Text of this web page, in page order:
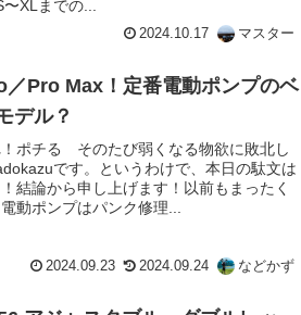
XLまでの...
2024.10.17 マスター
Pro Max！定番電動ポンプのベ
デル？
ポチる そのたび弱くなる物欲に敗北し
です。というわけで、本日の駄文は
結論から申し上げます！以前もまったく
動ポンプはパンク修理...
2024.09.23 2024.09.24 などかず